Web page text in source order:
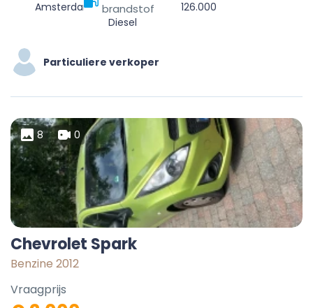
Amsterdam, North Holland, Netherlandsbrandstof
Diesel
126.000
Particuliere verkoper
8 0
Chevrolet Spark
Benzine 2012
Vraagprijs